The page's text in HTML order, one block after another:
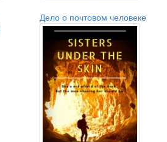
Дело о почтовом человеке